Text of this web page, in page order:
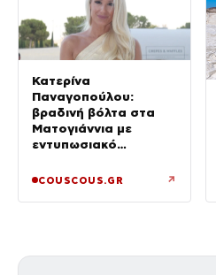
Κατερίνα
Παναγοπούλου:
βραδινή βόλτα στα
Ματογιάννια με
εντυπωσιακό
διακοπές
COUSCOUS.GR ↗